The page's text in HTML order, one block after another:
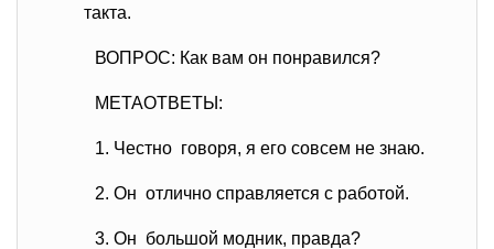
такта.
ВОПРОС: Как вам он понравился?
МЕТАОТВЕТЫ:
1. Честно говоря, я его совсем не знаю.
2. Он отлично справляется с работой.
3. Он большой модник, правда?